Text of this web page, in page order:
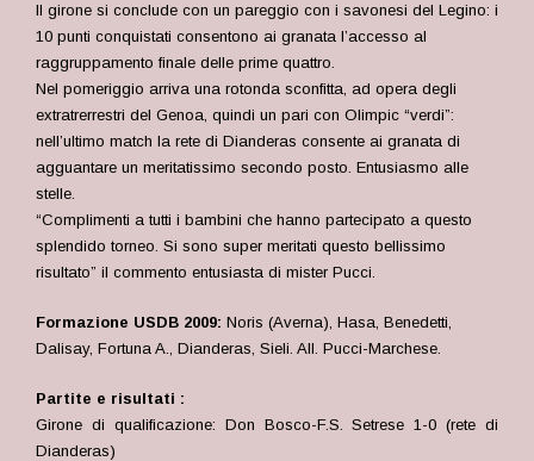
Il girone si conclude con un pareggio con i savonesi del Legino: i
10 punti conquistati consentono ai granata l’accesso al
raggruppamento finale delle prime quattro.
Nel pomeriggio arriva una rotonda sconfitta, ad opera degli
extratrerrestri del Genoa, quindi un pari con Olimpic “verdi”:
nell’ultimo match la rete di Dianderas consente ai granata di
agguantare un meritatissimo secondo posto. Entusiasmo alle
stelle.
“Complimenti a tutti i bambini che hanno partecipato a questo
splendido torneo. Si sono super meritati questo bellissimo
risultato” il commento entusiasta di mister Pucci.
Formazione USDB 2009: Noris (Averna), Hasa, Benedetti,
Dalisay, Fortuna A., Dianderas, Sieli. All. Pucci-Marchese.
Partite e risultati :
Girone di qualificazione: Don Bosco-F.S. Setrese 1-0 (rete di
Dianderas)